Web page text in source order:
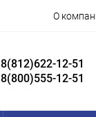
О
8(812)622-12-51
8(800)555-12-51